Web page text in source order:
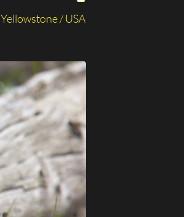
Yellowstone / USA